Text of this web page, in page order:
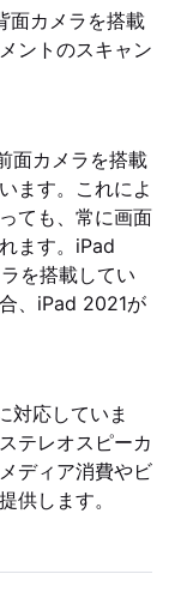
面カメラを搭載
ントのスキャン
面カメラを搭載
ます。これによ
ても、常に画面
ます。iPad
を搭載してい
、iPad 2021が
対応していま
テレオスピーカ
ディア消費やビ
供します。